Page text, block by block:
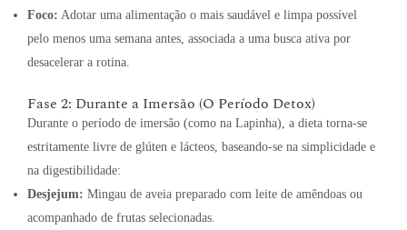
Foco: Adotar uma alimentação o mais saudável e limpa possível
pelo menos uma semana antes, associada a uma busca ativa por
desacelerar a rotina.
Fase 2: Durante a Imersão (O Período Detox)
Durante o período de imersão (como na Lapinha), a dieta torna-se
estritamente livre de glúten e lácteos, baseando-se na simplicidade e
na digestibilidade:
Desjejum: Mingau de aveia preparado com leite de amêndoas ou
acompanhado de frutas selecionadas.